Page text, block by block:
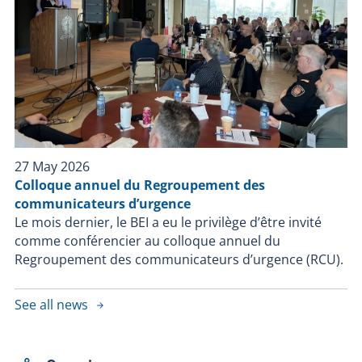
27 May 2026
Colloque annuel du Regroupement des
communicateurs d’urgence
Le mois dernier, le BEI a eu le privilège d’être invité
comme conférencier au colloque annuel du
Regroupement des communicateurs d’urgence (RCU).
See all news